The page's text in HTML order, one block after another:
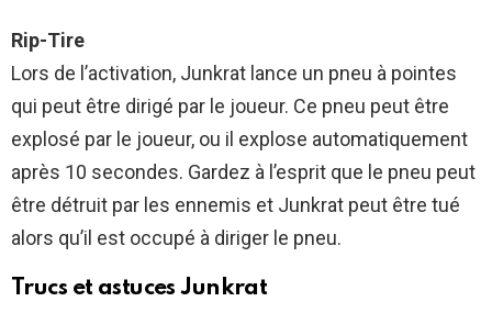
Rip-Tire
Lors de l’activation, Junkrat lance un pneu à pointes
qui peut être dirigé par le joueur. Ce pneu peut être
explosé par le joueur, ou il explose automatiquement
après 10 secondes. Gardez à l’esprit que le pneu peut
être détruit par les ennemis et Junkrat peut être tué
alors qu’il est occupé à diriger le pneu.
Trucs et astuces Junkrat